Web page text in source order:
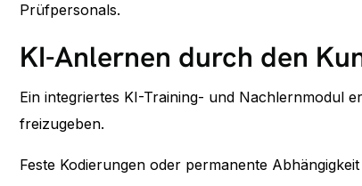
Prüfpersonals.
KI-Anlernen durch den
Ein integriertes KI-Training- und Nachlernmodul
freizugeben.
Feste Kodierungen oder permanente